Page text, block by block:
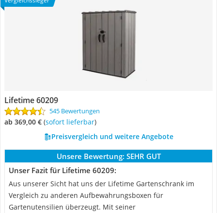
Lifetime 60209
545 Bewertungen
ab 369,00 € ( Sofort lieferbar)
Preisvergleich und weitere Angebote
Unsere Bewertung: SEHR GUT
Unser Fazit für Lifetime 60209:
Aus unserer Sicht hat uns der Lifetime Gartenschrank im
Vergleich zu anderen Aufbewahrungsboxen für
Gartenutensilien überzeugt. Mit seiner